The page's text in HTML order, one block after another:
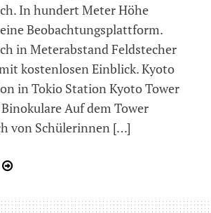
In hundert Meter Höhe
Beobachtungsplattform.
in Meterabstand Feldstecher
kostenlosen Einblick. Kyoto
in Tokio Station Kyoto Tower
Auf dem Tower
von Schülerinnen […]
–